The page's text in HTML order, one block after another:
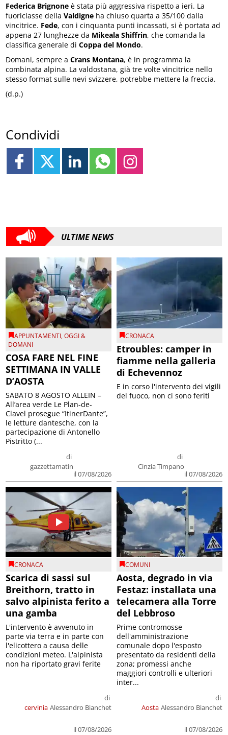
Federica Brignone è stata più aggressiva rispetto a ieri. La
fuoriclasse dellaValdigne ha chiuso quarta a 35/100 dalla
vincitrice. Fede, con i cinquanta punti incassati, si è portata ad
appena 27 lunghezze da Mikeala Shiffrin, che comanda la
classifica generale diCoppa del Mondo.
Domani, sempre aCrans Montana, è in programma la
combinata alpina. La valdostana, già tre volte vincitrice nello
stesso format sulle nevi svizzere, potrebbe mettere la freccia.
(d.p.)
Condividi
ULTIME NEWS
APPUNTAMENTI,OGGI &
DOMANI
COSA FARE NEL FINE
SETTIMANA IN VALLE
D’AOSTA
di
gazzettamatin
il 07/08/2026
SABATO 8 AGOSTO ALLEIN –
All’area verde Le Plan-de-
Clavel prosegue “ItinerDante”,
le letture dantesche, con la
partecipazione di Antonello
Pistritto (...
CRONACA
Etroubles: camper in
fiamme nella galleria
di Echevennoz
di
Cinzia Timpano
il 07/08/2026
E in corso l'intervento dei vigili
del fuoco, non ci sono feriti
CRONACA
Scarica di sassi sul
Breithorn, tratto in
salvo alpinista ferito a
una gamba
cervinia
di
Alessandro Bianchet
il 07/08/2026
L'intervento è avvenuto in
parte via terra e in parte con
l'elicottero a causa delle
condizioni meteo. L'alpinista
non ha riportato gravi ferite
COMUNI
Aosta, degrado in via
Festaz: installata una
telecamera alla Torre
del Lebbroso
Aosta
di
Alessandro Bianchet
il 07/08/2026
Prime contromosse
dell'amministrazione
comunale dopo l'esposto
presentato da residenti della
zona; promessi anche
maggiori controlli e ulteriori
inter...